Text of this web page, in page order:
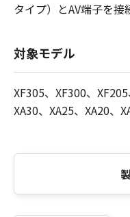
タイプ）とAV端子を接
対象モデル
XF305、XF300、
XA30、XA25、XA20、